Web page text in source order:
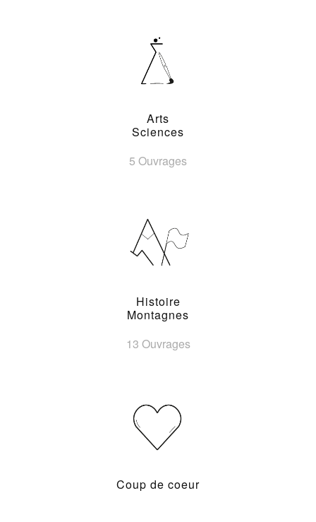
Arts
Sciences
5 Ouvrages
Histoire
Montagnes
13 Ouvrages
Coup de coeur